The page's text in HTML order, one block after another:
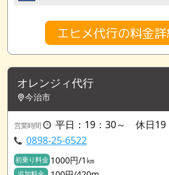
エヒメ代行の料金
オレンジィ代行
今治市
営業時間
平日：19：30～ 休日19
0898-25-6522
初乗り料金 1000円/1㎞